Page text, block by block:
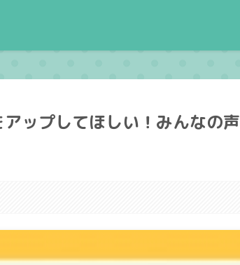
アップしてほしい！みんなの声